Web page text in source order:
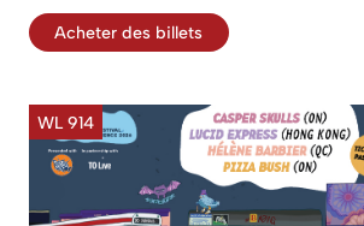
Acheter des billets
WL 914